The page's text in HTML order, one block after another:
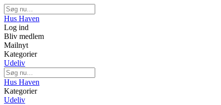
Hus Haven
Log ind
Bliv medlem
Mailnyt
Kategorier
Udeliv
Hus Haven
Kategorier
Udeliv